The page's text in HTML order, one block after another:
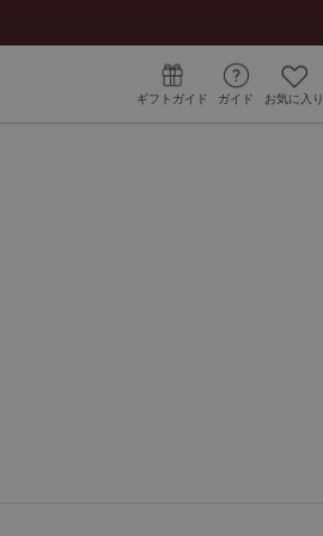
ギフトガイド ガイド お気に入り